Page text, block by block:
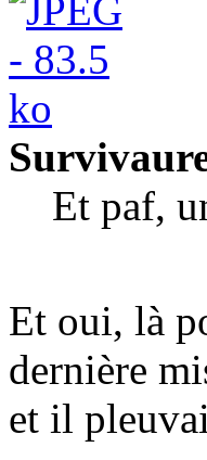
Et paf,
Et oui, là
dernière
et il